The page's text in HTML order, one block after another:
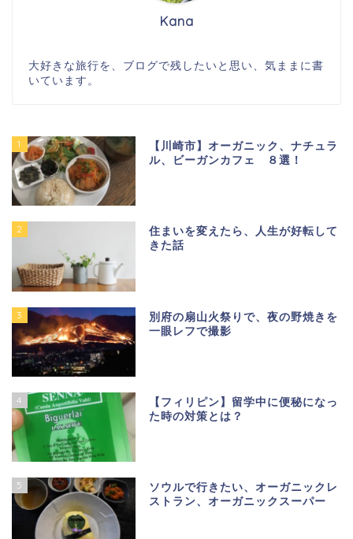
Kana
大好きな旅行を、ブログで残したいと思い、気ままに書
いています。
1
【川崎市】オーガニック、ナチュラ
ル、ビーガンカフェ ８選！
2
住まいを変えたら、人生が好転して
きた話
3
別府の扇山火祭りで、夜の野焼きを
一眼レフで撮影
4
【フィリピン】留学中に便秘になっ
た時の対策とは？
5
ソウルで行きたい、オーガニックレ
ストラン、オーガニックスーパー